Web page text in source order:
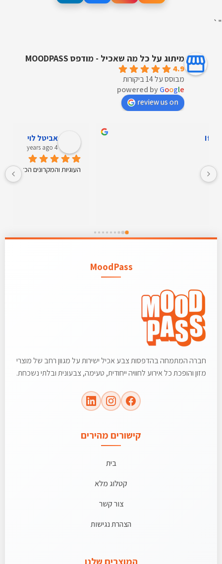
"`
מיתוג על כל מה שאכיל - מודפס MOODPASS
4.9
מבוסס על 14 ביקורות
powered byGoogle
review us on
MoodPass
חברה המתמחה בהדפסות צבע אכיל ישירות על מגוון רחב של מוצרי
מזון והופכת כל אירוע לחוויה ייחודית, טעימה, צבעונית ובלתי נשכחת.
קישורים מהירים
בית
קטלוג מלא
צור קשר
הצהרת נגישות